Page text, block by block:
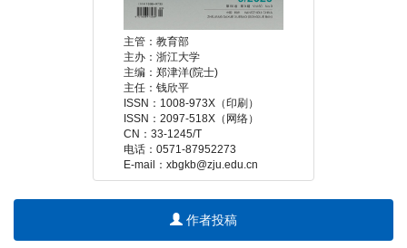
主管：教育部
主办：浙江大学
主编：郑津洋(院士)
主任：钱欣平
ISSN：1008-973X（印刷）
ISSN：2097-518X（网络）
CN：33-1245/T
电话：0571-87952273
E-mail：xbgkb@zju.edu.cn
作者投稿